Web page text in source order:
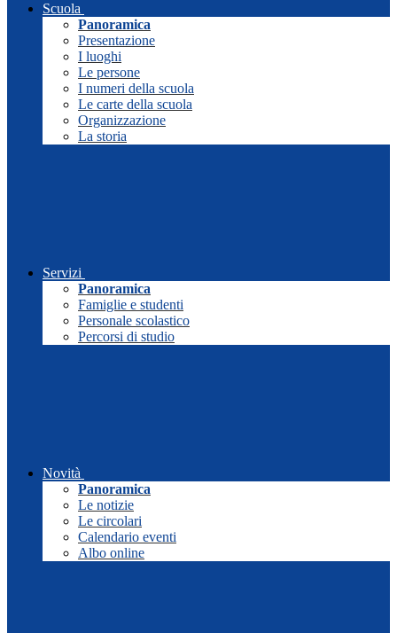
Scuola
Panoramica
Presentazione
I luoghi
Le persone
I numeri della scuola
Le carte della scuola
Organizzazione
La storia
Servizi
Panoramica
Famiglie e studenti
Personale scolastico
Percorsi di studio
Novità
Panoramica
Le notizie
Le circolari
Calendario eventi
Albo online